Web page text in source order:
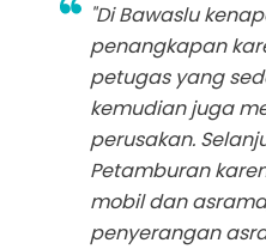
"Di Bawaslu
penangkapan
petugas yang
kemudian juga
perusakan.
Petamburan
mobil dan
penyerangan